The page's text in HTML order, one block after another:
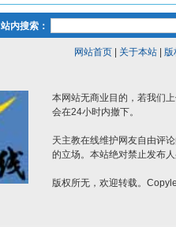
站内搜索：
网站首页| 关于本站| 版
本网站无商业目的，若我们
会在24小时内撤下。
天主教在线维护网友自由评
的立场。本站绝对禁止发布
版权所无，欢迎转载。